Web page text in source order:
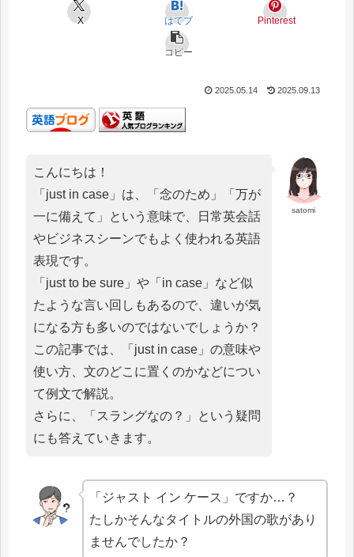
X はてブ Pinterest
コピー
2025.05.14 2025.09.13
satomi
こんにちは！
「just in case」は、「念のため」「万が
一に備えて」という意味で、日常英会話
やビジネスシーンでもよく使われる英語
表現です。
「just to be sure」や「in case」など似
たような言い回しもあるので、違いが気
になる方も多いのではないでしょうか？
この記事では、「just in case」の意味や
使い方、文のどこに置くのかなどについ
て例文で解説。
さらに、「スラングなの？」という疑問
にも答えていきます。
「ジャスト イン ケース」ですか…？
たしかそんなタイトルの外国の歌があり
ませんでしたか？